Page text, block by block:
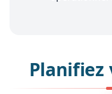
Planifiez